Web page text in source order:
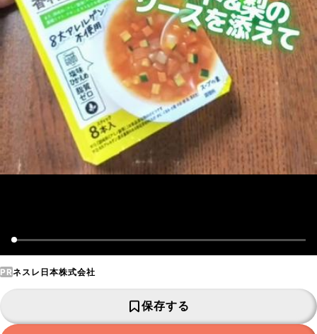
PRネスレ日本株式会社
保存する